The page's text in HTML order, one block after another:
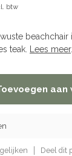
btw
teak. Lees meer.
aan
Deel dit